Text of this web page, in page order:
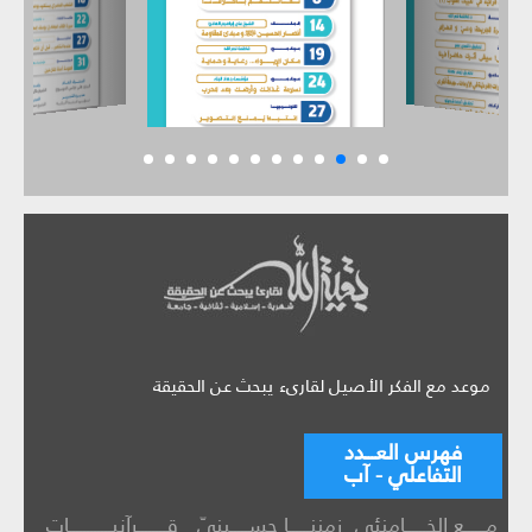
موعد مع الفكر الأصيل لقارىء يبحث عن الحقيقة
فهرس العـــدد
التفاعلي - آب
مــــــع الخــــــامنئي زمننــــــا حســـــينيّ قــــــــرآنيــــــــــــات